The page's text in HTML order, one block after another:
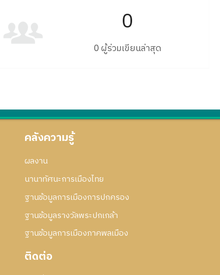
0
0 ผู้ร่วมเขียนล่าสุด
คลังความรู้
ผลงาน
นานาทัศนะการเมืองไทย
ฐานข้อมูลการเมืองการปกครอง
ฐานข้อมูลรางวัลพระปกเกล้า
ฐานข้อมูลการเมืองภาคพลเมือง
ติดต่อ